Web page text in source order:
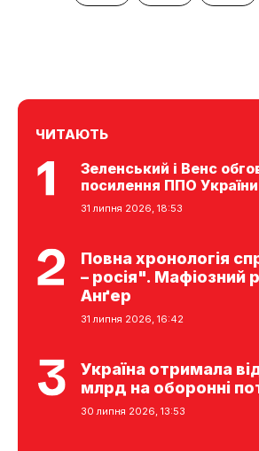
ЧИТАЮТЬ
Зеленський і Венс
посилення ППО України
31 липня 2026, 18:53
Повна хронологія
– росія". Мафіозний
Анґер
31 липня 2026, 16:42
Україна отримала
млрд на оборонні
30 липня 2026, 13:53